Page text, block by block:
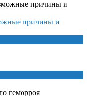
причины и